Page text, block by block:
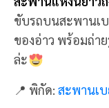
ด้วยการประดับต
9,000 ปอนด์ สว
หอมๆ ของชาใน
พันต้นจะออกดอก
ดื่มน้ำชา และยัง